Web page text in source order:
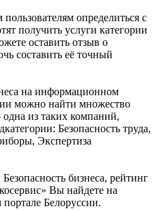
определиться с
получить услуги категории
оставить отзыв о
составить её точный
на информационном
можно найти множество
из таких компаний,
Безопасность труда,
Экспертиза
бизнеса, рейтинг
Вы найдете на
Белоруссии.